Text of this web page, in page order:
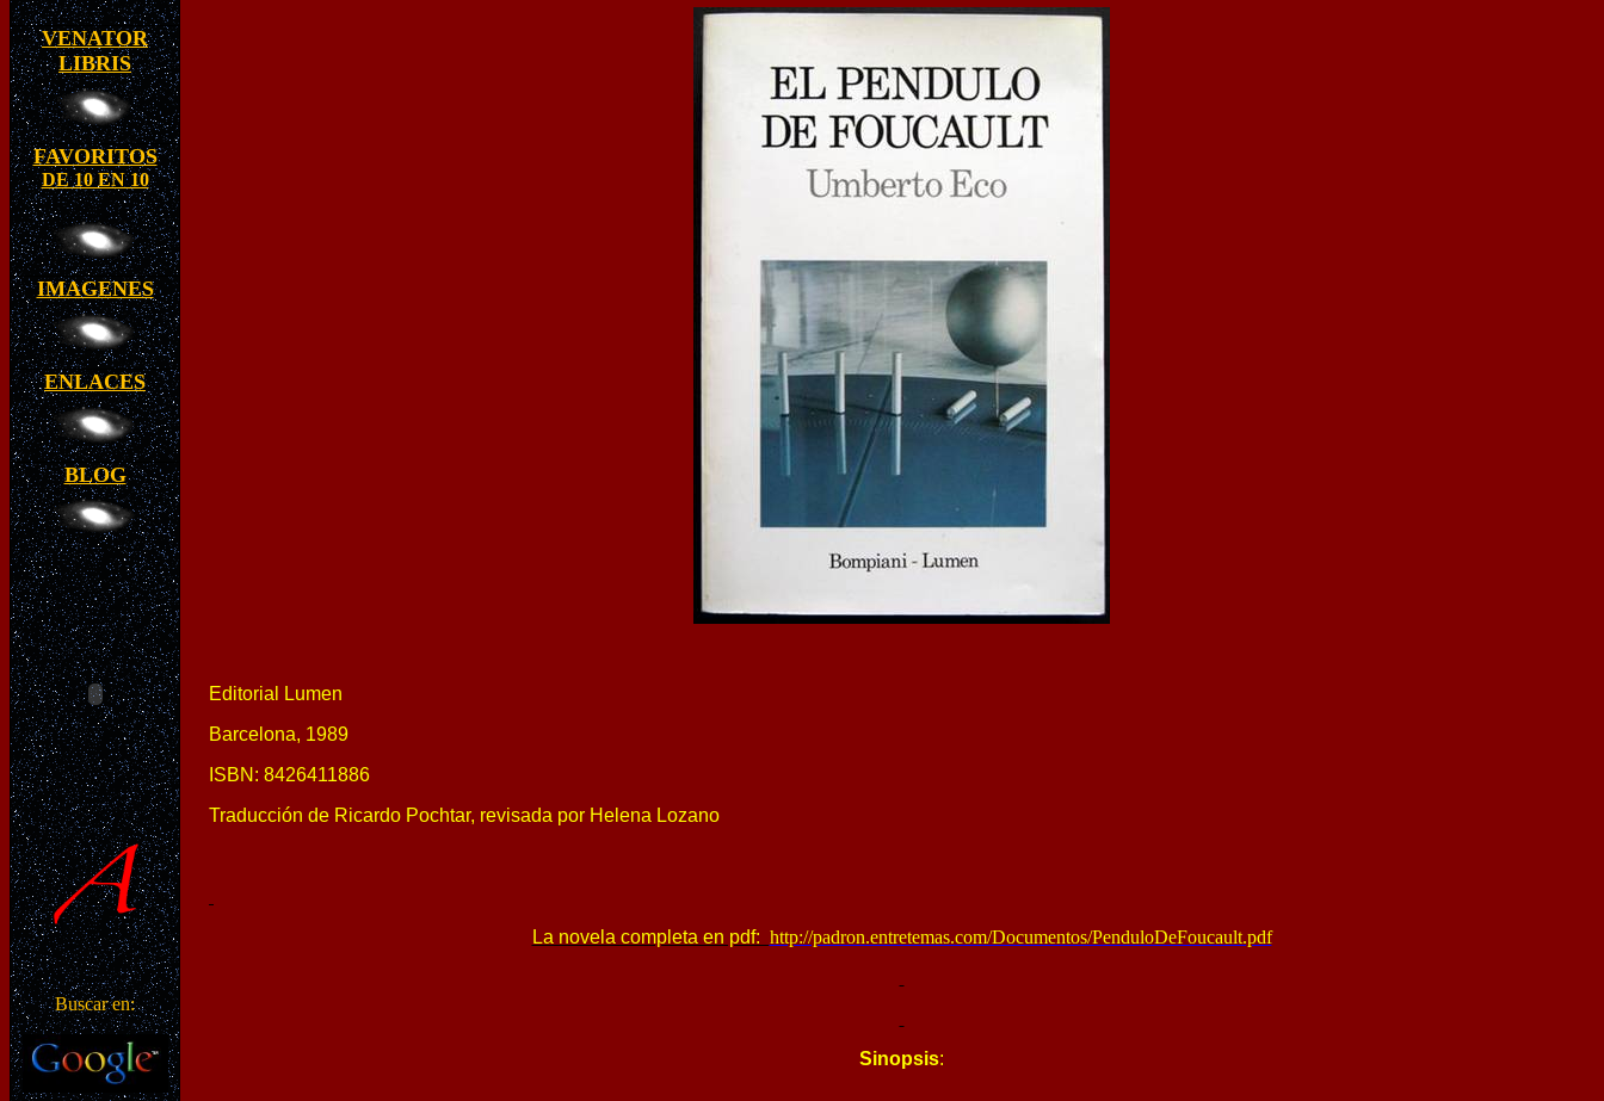
VENATOR
LIBRIS
FAVORITOS
DE 10 EN 10
IMAGENES
ENLACES
BLOG
Buscar en:
Editorial Lumen
Barcelona, 1989
ISBN: 8426411886
Traducción de Ricardo Pochtar, revisada por Helena Lozano
La novela completa en pdf: http://padron.entretemas.com/Documentos/PenduloDeFoucault.pdf
Sinopsis: